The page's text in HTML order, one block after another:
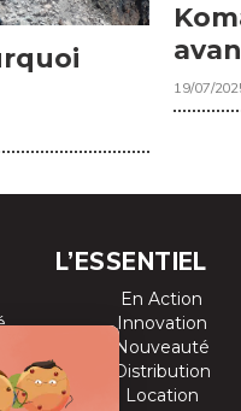
19/07/
L’ESSENTIEL
En Action
Innovation
Nouveauté
Distribution
Location